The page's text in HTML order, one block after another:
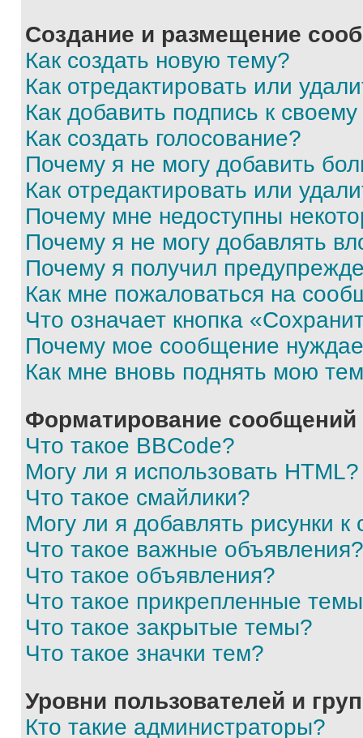
Создание и размещение
Как создать новую тему?
Как отредактировать или
Как добавить подпись к
Как создать голосование?
Почему я не могу добавить
Как отредактировать или
Почему мне недоступны
Почему я не могу добавлять
Почему я получил
Как мне пожаловаться на
Что означает кнопка
Почему мое сообщение
Как мне вновь поднять мою
Форматирование
Что такое BBCode?
Могу ли я использовать HTML?
Что такое смайлики?
Могу ли я добавлять рисунки
Что такое важные объявления?
Что такое объявления?
Что такое прикрепленные
Что такое закрытые темы?
Что такое значки тем?
Уровни пользователей и
Кто такие администраторы?